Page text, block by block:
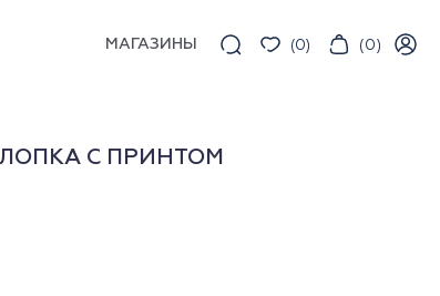
МАГАЗИНЫ (0) (0)
С ПРИНТОМ